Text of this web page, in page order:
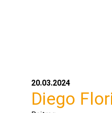
20.03.2024
Diego